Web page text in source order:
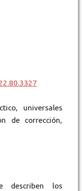
universales
de corrección,
describen los